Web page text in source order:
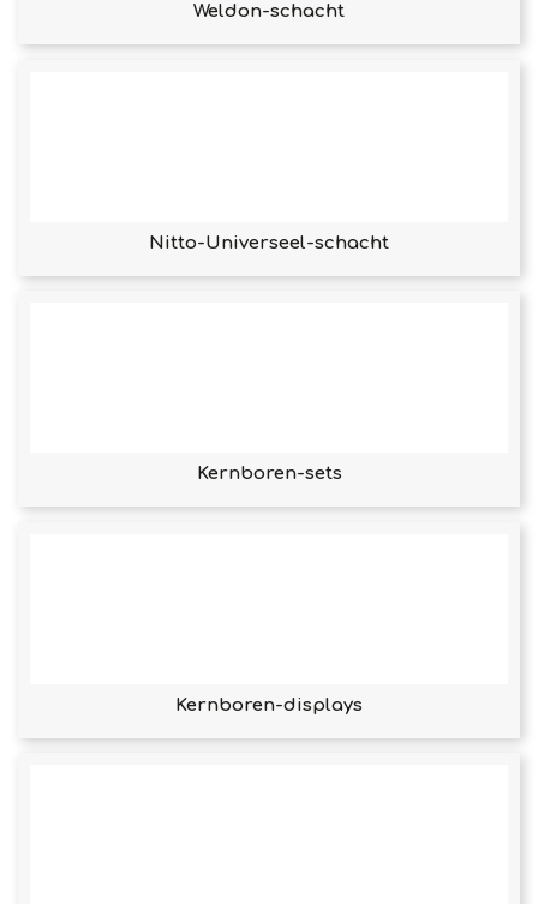
Weldon-schacht
Nitto-Universeel-schacht
Kernboren-sets
Kernboren-displays